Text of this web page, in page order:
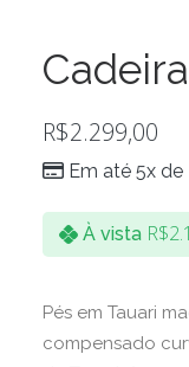
R$2.299,00
Em até 5x de
À vista R$
Pés em Tauari
compensado